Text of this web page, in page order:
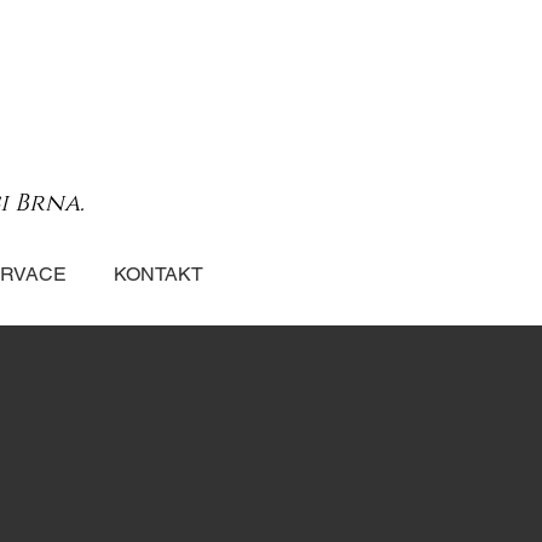
Brna.
KONTAKT